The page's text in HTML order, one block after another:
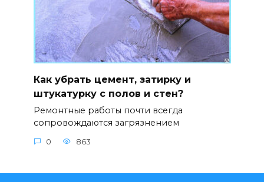
Как убрать цемент, затирку и
штукатурку с полов и стен?
Ремонтные работы почти всегда
сопровождаются загрязнением
0 863